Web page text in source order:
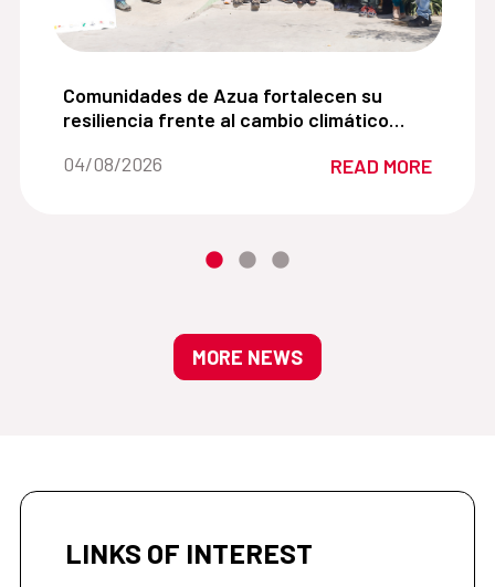
adolescentes promoviendo una comprensión
Comunidades de Azua fortalecen su resiliencia
Comunidades de Azua fortalecen su
resiliencia frente al cambio climático
sostenible del agua
Date of the news::
04/08/2026 READ MORE
MORE NEWS
LINKS OF INTEREST